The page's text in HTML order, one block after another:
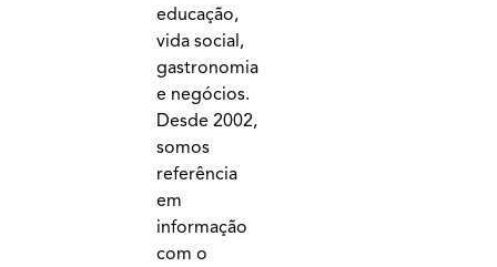
educação,
vida social,
gastronomia
e negócios.
Desde 2002,
somos
referência
em
informação
com o